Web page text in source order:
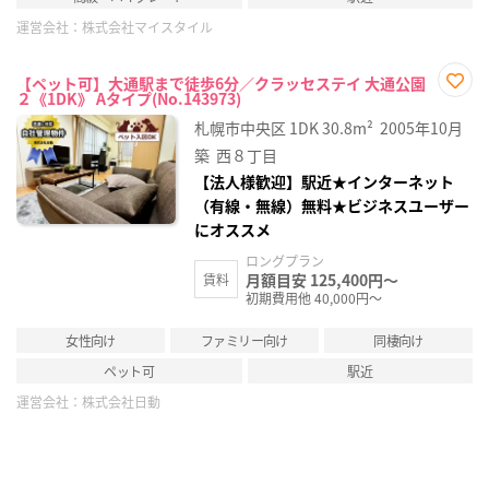
運営会社： 株式会社マイスタイル
【ペット可】大通駅まで徒歩6分／クラッセステイ 大通公園
２《1DK》 Aタイプ(No.143973)
に入
り登
札幌市中央区 1DK30.8m² 2005年10月
築 西８丁目
【法人様歓迎】駅近★インターネット
（有線・無線）無料★ビジネスユーザー
にオススメ
賃料
ロングプラン
月額目安 125,400円～
初期費用他 40,000円～
女性向け ファミリー向け
同棲向け
ペット可
駅近
運営会社： 株式会社日動